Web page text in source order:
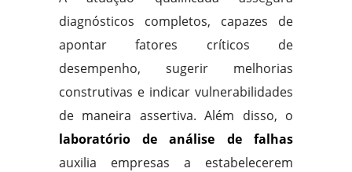
diagnósticos completos, capazes de
apontar fatores críticos de
desempenho, sugerir melhorias
construtivas e indicar vulnerabilidades
de maneira assertiva. Além disso, o
laboratório de análise de falhas
auxilia empresas a estabelecerem